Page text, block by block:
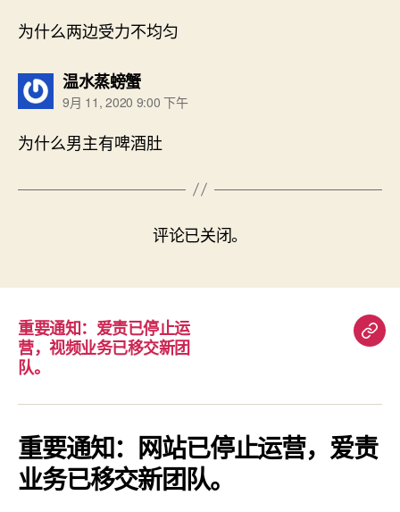
为什么两边受力不均匀
温水蒸螃蟹说：
9月 11, 2020 9:00 下午
为什么男主有啤酒肚
评论已关闭。
重要通知：爱责已停止运
营，视频业务已移交新团
队。
重
知：
爱
责
重要通知：网站已停止运营，爱责
业务已移交新团队。